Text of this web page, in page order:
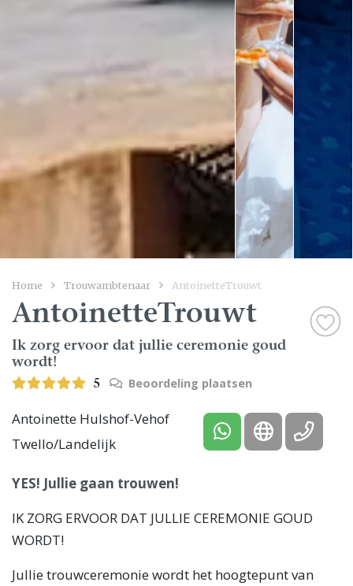
Home Trouwambtenaar AntoinetteTrouwt
AntoinetteTrouwt
Ik zorg ervoor dat jullie ceremonie goud
wordt!
5 Beoordeling plaatsen
Antoinette Hulshof-Vehof
Twello/Landelijk
YES! Jullie gaan trouwen!
IK ZORG ERVOOR DAT JULLIE CEREMONIE GOUD
WORDT!
Jullie trouwceremonie wordt het hoogtepunt van